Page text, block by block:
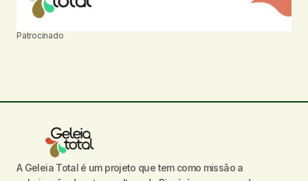
Patrocinado
A Geleia Total é um projeto que tem como missão a